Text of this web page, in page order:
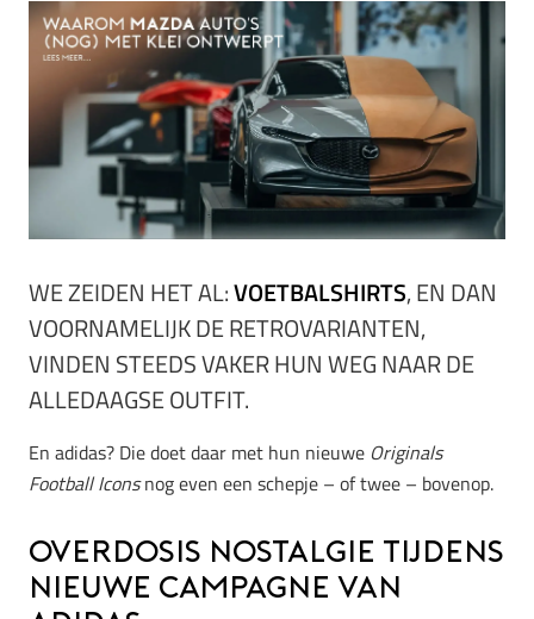
WE ZEIDEN HET AL:VOETBALSHIRTS, EN DAN
VOORNAMELIJK DE RETROVARIANTEN,
VINDEN STEEDS VAKER HUN WEG NAAR DE
ALLEDAAGSE OUTFIT.
En adidas? Die doet daar met hun nieuwe Originals
Football Iconsnog even een schepje – of twee – bovenop.
Overdosis nostalgie tijdens
nieuwe campagne van